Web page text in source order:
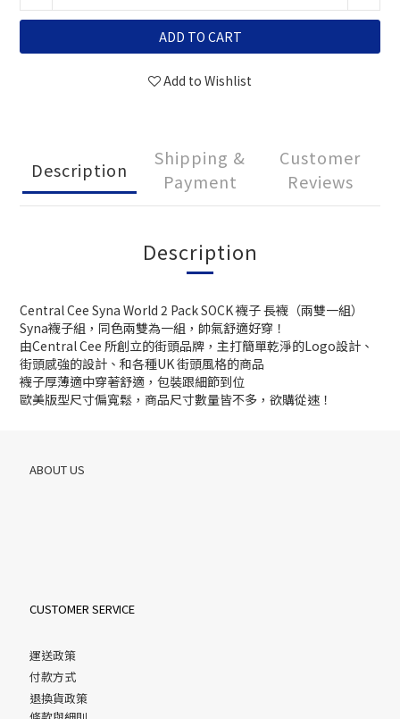
ADD TO CART
Add to Wishlist
Description
Shipping &
Payment
Customer
Reviews
Description
Central Cee Syna World 2 Pack SOCK 襪子 長襪（兩雙一組）
Syna襪子組，同色兩雙為一組，帥氣舒適好穿！
由Central Cee 所創立的街頭品牌，主打簡單乾淨的Logo設計、
街頭感強的設計、和各種UK 街頭風格的商品
襪子厚薄適中穿著舒適，包裝跟細節到位
歐美版型尺寸偏寬鬆，商品尺寸數量皆不多，欲購從速！
ABOUT US
CUSTOMER SERVICE
運送政策
付款方式
退換貨政策